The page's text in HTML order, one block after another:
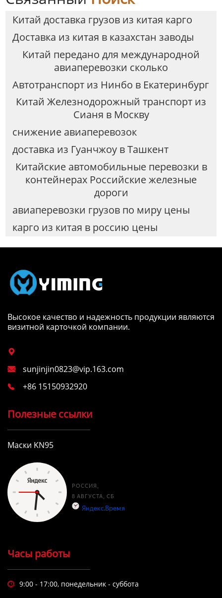
Китай доставка грузов из китая карго
Доставка из китая в казахстан заводы
Китай передано для международной
авиаперевозки сколько
Автотранспорт из Нинбо в Екатеринбург
Китай Железнодорожный транспорт из
Сианя в Москву
снижение авиаперевозок
доставка из Гуанчжоу в Ташкент
Китайские автомобильные перевозки в
контейнерах Российские железные
дороги
авиаперевозки грузов по миру цены
карго из китая в россию цены
Высокое качество и надежность продукции являются
визитной карточкой компании.

 sunjinjin0823@vip.163.com
 +86 15150932920
Полезные ссылки
Маски KN95
Часы работы
 9:00 - 17:00, понедельник - суббота